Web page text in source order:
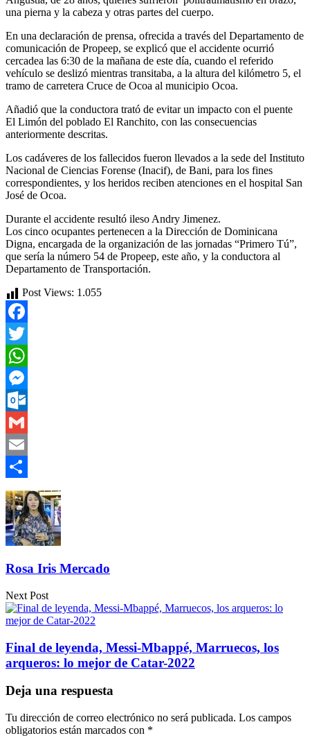
una pierna y la cabeza y otras partes del cuerpo.
En una declaración de prensa, ofrecida a través del Departamento de
comunicación de Propeep, se explicó que el accidente ocurrió
cercadea las 6:30 de la mañana de este día, cuando el referido
vehículo se deslizó mientras transitaba, a la altura del kilómetro 5, el
tramo de carretera Cruce de Ocoa al municipio Ocoa.
Añadió que la conductora trató de evitar un impacto con el puente
El Limón del poblado El Ranchito, con las consecuencias
anteriormente descritas.
Los cadáveres de los fallecidos fueron llevados a la sede del Instituto
Nacional de Ciencias Forense (Inacif), de Bani, para los fines
correspondientes, y los heridos reciben atenciones en el hospital San
José de Ocoa.
Durante el accidente resultó ileso Andry Jimenez.
Los cinco ocupantes pertenecen a la Dirección de Dominicana
Digna, encargada de la organización de las jornadas “Primero Tú”,
que sería la número 54 de Propeep, este año, y la conductora al
Departamento de Transportación.
Post Views: 1.055
Facebook
Twitter
WhatsApp
Messenger
Outlook.com
Gmail
Email
Compartir
Rosa Iris Mercado
Next Post
Final de leyenda, Messi-Mbappé, Marruecos, los
arqueros: lo mejor de Catar-2022
Deja una respuesta
Tu dirección de correo electrónico no será publicada. Los campos
obligatorios están marcados con *